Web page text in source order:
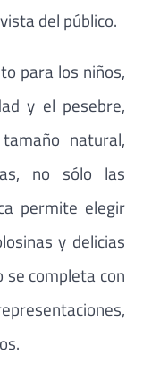
del público.
para los niños,
y el pesebre,
natural,
no sólo las
permite elegir
y delicias
se completa con